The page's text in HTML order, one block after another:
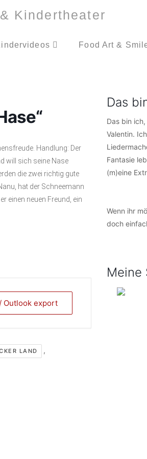
Food Art &
Handlung: Der
will sich seine Nase
die zwei richtig gute
hat der Schneemann
einen neuen Freund, ein
Outlook export
LAND ,
Das
Das bin
Valentin.
Fantasie
(m)eine
Wenn ihr
doch
Meine